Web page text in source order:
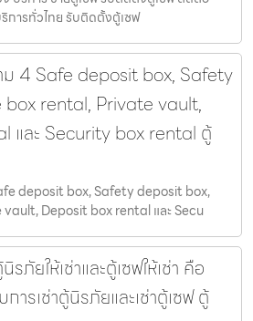
การทั่วไทย รับติดตั้งตู้เซฟ
ม 4 Safe deposit box, Safety
rental, Private vault,
และ Security box rental ตู้
deposit box, Safety deposit box,
Deposit box rental และ Secu
ภัยให้เช่าและตู้เซฟให้เช่า คือ
ารเช่าตู้นิรภัยและเช่าตู้เซฟ ตู้